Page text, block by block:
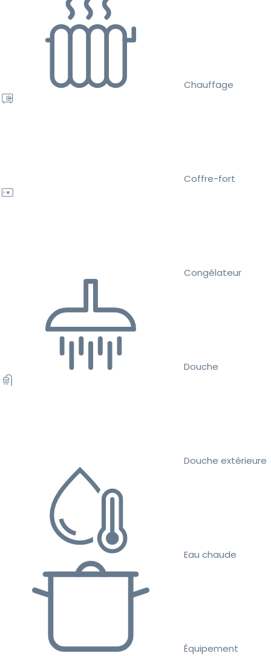
Chauffage
Coffre-fort
Congélateur
Douche
Douche extérieure
Eau chaude
Équipement